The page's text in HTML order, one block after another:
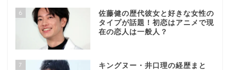
6
佐藤健の歴代彼女と好きな女性の
タイプが話題！初恋はアニメで現
在の恋人は一般人？
7
キングヌー・井口理の経歴まと